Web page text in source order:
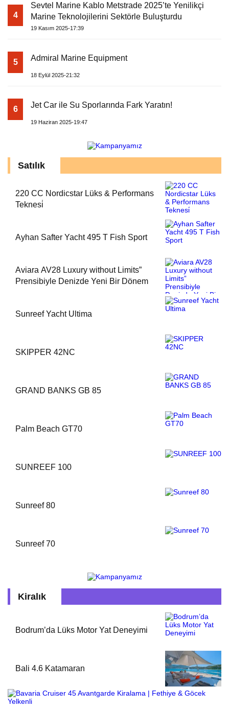
4
Sevtel Marine Kablo Metstrade 2025’te Yenilikçi
Marine Teknolojilerini Sektörle Buluşturdu
19 Kasım 2025-17:39
5 Admiral Marine Equipment
18 Eylül 2025-21:32
6 Jet Car ile Su Sporlarında Fark Yaratın!
19 Haziran 2025-19:47
Satılık
220 CC Nordicstar Lüks & Performans
Teknesi̇
Ayhan Safter Yacht 495 T Fish Sport
Aviara AV28 Luxury without Limits”
Prensibiyle Denizde Yeni Bir Dönem
Sunreef Yacht Ultima
SKIPPER 42NC
GRAND BANKS GB 85
Palm Beach GT70
SUNREEF 100
Sunreef 80
Sunreef 70
Kiralık
Bodrum’da Lüks Motor Yat Deneyimi
Bali 4.6 Katamaran